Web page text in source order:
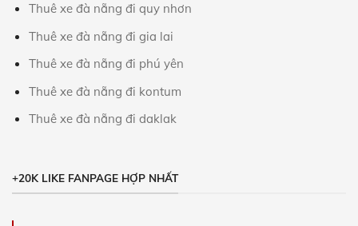
Thuê xe đà nẵng đi quy nhơn
Thuê xe đà nẵng đi gia lai
Thuê xe đà nẵng đi phú yên
Thuê xe đà nẵng đi kontum
Thuê xe đà nẵng đi daklak
+20K LIKE FANPAGE HỢP NHẤT